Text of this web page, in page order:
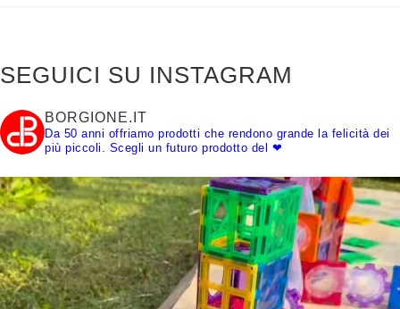
SEGUICI SU INSTAGRAM
BORGIONE.IT
Da 50 anni offriamo prodotti che rendono grande la felicità dei
più piccoli. Scegli un futuro prodotto del ❤